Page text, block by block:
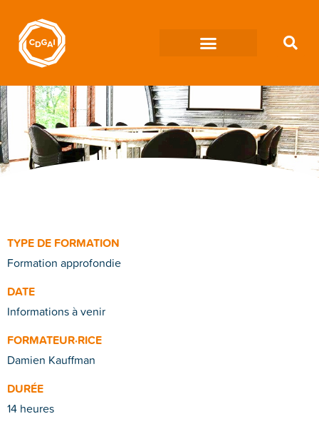
TYPE DE FORMATION
Formation approfondie
DATE
Informations à venir
FORMATEUR·RICE
Damien Kauffman
DURÉE
14 heures